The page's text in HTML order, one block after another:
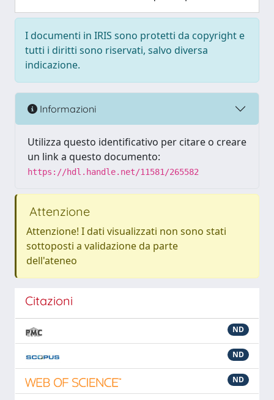
I documenti in IRIS sono protetti da copyright e
tutti i diritti sono riservati, salvo diversa
indicazione.
Informazioni
Utilizza questo identificativo per citare o creare
un link a questo documento:
https://hdl.handle.net/11581/265582
Attenzione
Attenzione! I dati visualizzati non sono stati
sottoposti a validazione da parte
dell'ateneo
Citazioni
ND
ND
ND